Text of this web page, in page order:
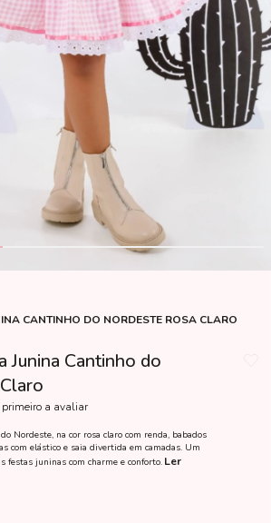
CANTINHO DO NORDESTE ROSA CLARO
Junina Cantinho do
primeiro a avaliar
Nordeste, na cor rosa claro com renda, babados
com elástico e saia divertida em camadas. Um
festas juninas com charme e conforto. Ler